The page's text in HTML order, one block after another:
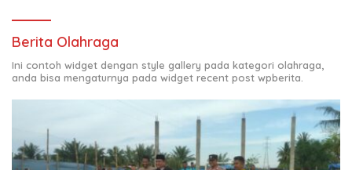
Berita Olahraga
Ini contoh widget dengan style gallery pada kategori olahraga,
anda bisa mengaturnya pada widget recent post wpberita.